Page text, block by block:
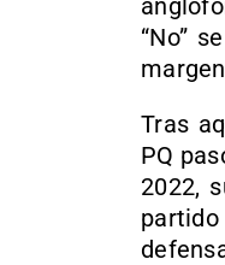
“No”
Tras
PQ
2022,